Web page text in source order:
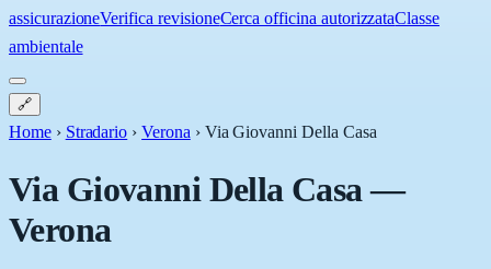
assicurazioneVerifica revisioneCerca officina autorizzataClasse
ambientale
🔗
Home › Stradario › Verona › Via Giovanni Della Casa
Via Giovanni Della Casa—
Verona